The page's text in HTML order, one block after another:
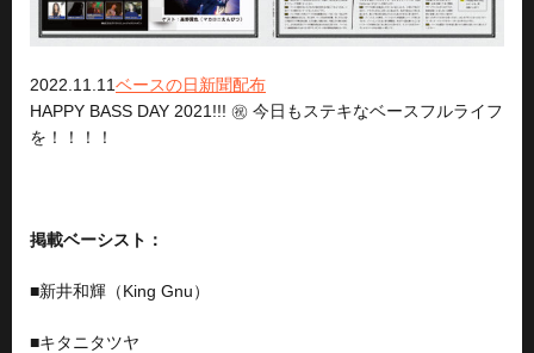
2022.11.11ベースの日新聞配布
HAPPY BASS DAY 2021!!! ㊗️ 今日もステキなベースフルライフ
を！！！！
掲載ベーシスト：
■新井和輝（King Gnu）
■キタニタツヤ